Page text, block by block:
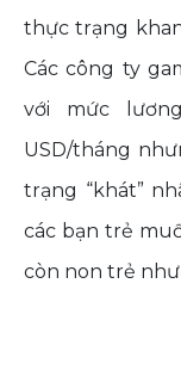
thực trạng
Các công ty
với mức
USD/tháng
trạng “khát”
các bạn trẻ
còn non trẻ